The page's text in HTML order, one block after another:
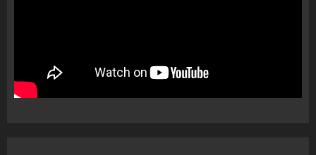
1
“bosen” Joana Nano për
abuzim me fondet publike dhe
pasuri të pajustifikuar